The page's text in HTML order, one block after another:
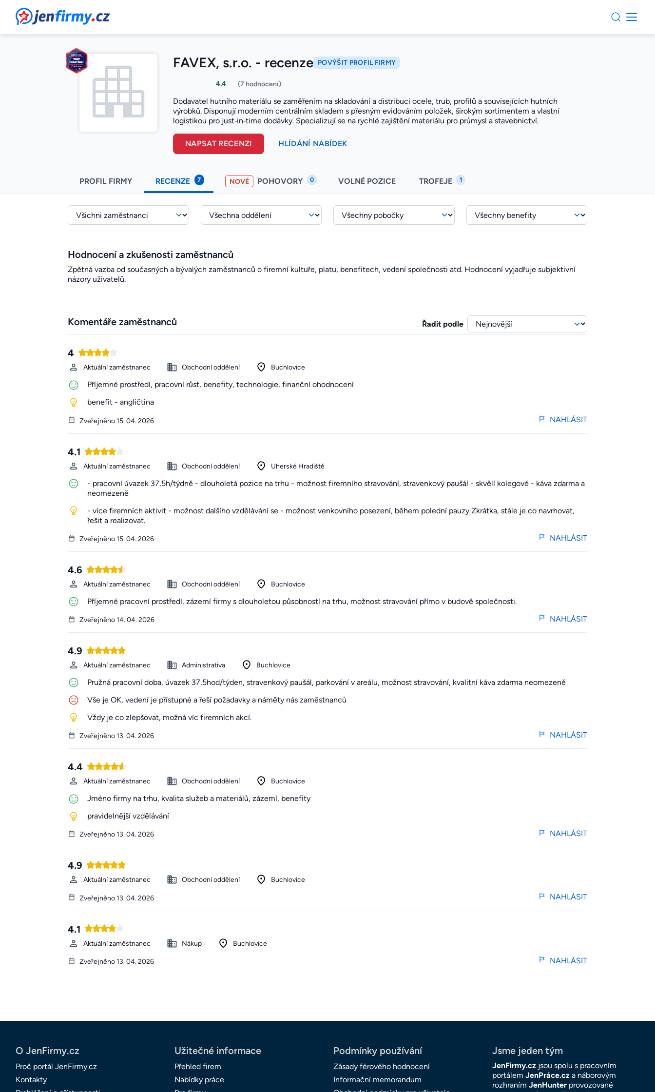
JenFirmy.cz
FAVEX, s.r.o. - recenze POVÝŠIT PROFIL FIRMY
4.4 (7 hodnocení)
Dodavatel hutního materiálu se zaměřením na skladování a distribuci ocele, trub, profilů a souvisejících hutních
výrobků. Disponují moderním centrálním skladem s přesným evidováním položek, širokým sortimentem a vlastní
logistikou pro just‑in‑time dodávky. Specializují se na rychlé zajištění materiálu pro průmysl a stavebnictví.
NAPSAT RECENZI HLÍDÁNÍ NABÍDEK
PROFIL FIRMY RECENZE 7 NOVÉ POHOVORY 0 VOLNÉ POZICE TROFEJE 1
Hodnocení a zkušenosti zaměstnanců
Zpětná vazba od současných a bývalých zaměstnanců o firemní kultuře, platu, benefitech, vedení společnosti atd. Hodnocení vyjadřuje subjektivní
názory uživatelů.
Komentáře zaměstnanců Řadit podle
4
Aktuální zaměstnanec Obchodní oddělení Buchlovice
Příjemné prostředí, pracovní růst, benefity, technologie, finanční ohodnocení
benefit - angličtina
Zveřejněno 15. 04. 2026 NAHLÁSIT
4.1
Aktuální zaměstnanec Obchodní oddělení Uherské Hradiště
- pracovní úvazek 37,5h/týdně - dlouholetá pozice na trhu - možnost firemního stravování, stravenkový paušál - skvělí kolegové - káva zdarma a
neomezeně
- více firemních aktivit - možnost dalšího vzdělávání se - možnost venkovního posezení, během polední pauzy Zkrátka, stále je co navrhovat,
řešit a realizovat.
Zveřejněno 15. 04. 2026 NAHLÁSIT
4.6
Aktuální zaměstnanec Obchodní oddělení Buchlovice
Příjemné pracovní prostředí, zázemí firmy s dlouholetou působností na trhu, možnost stravování přímo v budově společnosti.
Zveřejněno 14. 04. 2026 NAHLÁSIT
4.9
Aktuální zaměstnanec Administrativa Buchlovice
Pružná pracovní doba, úvazek 37,5hod/týden, stravenkový paušál, parkování v areálu, možnost stravování, kvalitní káva zdarma neomezeně
Vše je OK, vedení je přístupné a řeší požadavky a náměty nás zaměstnanců
Vždy je co zlepšovat, možná víc firemních akcí.
Zveřejněno 13. 04. 2026 NAHLÁSIT
4.4
Aktuální zaměstnanec Obchodní oddělení Buchlovice
Jméno firmy na trhu, kvalita služeb a materiálů, zázemí, benefity
pravidelnější vzdělávání
Zveřejněno 13. 04. 2026 NAHLÁSIT
4.9
Aktuální zaměstnanec Obchodní oddělení Buchlovice
Zveřejněno 13. 04. 2026 NAHLÁSIT
4.1
Aktuální zaměstnanec Nákup Buchlovice
Zveřejněno 13. 04. 2026 NAHLÁSIT
O JenFirmy.cz
Proč portál JenFirmy.cz
Kontakty
Užitečné informace
Přehled firem
Nabídky práce
Podmínky používání
Zásady férového hodnocení
Informační memorandum
Jsme jeden tým
JenFirmy.cz jsou spolu s pracovním
portálem JenPráce.cz a náborovým
rozhraním JenHunter provozované